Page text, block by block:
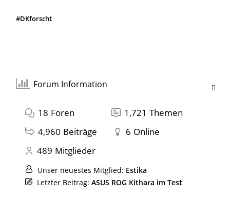
#DKforscht
Forum Information
18 Foren 1,721 Themen
4,960 Beiträge 6 Online
489 Mitglieder
Unser neuestes Mitglied: Estika
Letzter Beitrag: ASUS ROG Kithara im Test